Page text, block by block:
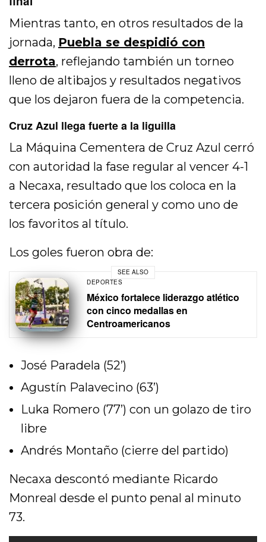
Mientras tanto, en otros resultados de la
jornada, Puebla se despidió con
derrota, reflejando también un torneo
lleno de altibajos y resultados negativos
que los dejaron fuera de la competencia.
Cruz Azul llega fuerte a la liguilla
La Máquina Cementera de Cruz Azul cerró
con autoridad la fase regular al vencer 4-1
a Necaxa, resultado que los coloca en la
tercera posición general y como uno de
los favoritos al título.
Los goles fueron obra de:
SEE ALSO
DEPORTES
México fortalece liderazgo atlético
con cinco medallas en
Centroamericanos
José Paradela (52’)
Agustín Palavecino (63’)
Luka Romero (77’) con un golazo de tiro
libre
Andrés Montaño (cierre del partido)
Necaxa descontó mediante Ricardo
Monreal desde el punto penal al minuto
73.